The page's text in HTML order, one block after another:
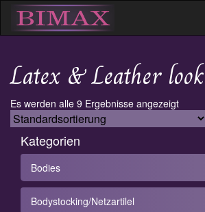
Latex & Leather look
Es werden alle 9 Ergebnisse angezeigt
Kategorien
Bodies
Bodystocking/Netzartilel